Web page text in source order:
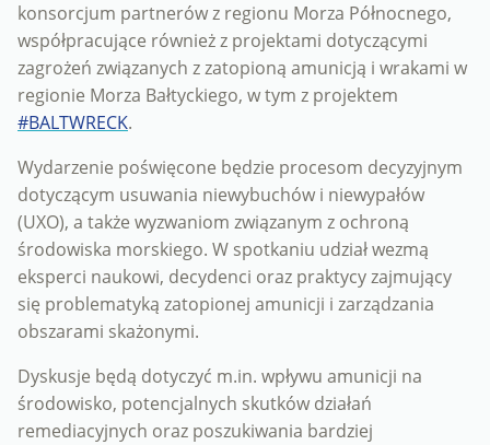
konsorcjum partnerów z regionu Morza Północnego,
współpracujące również z projektami dotyczącymi
zagrożeń związanych z zatopioną amunicją i wrakami w
regionie Morza Bałtyckiego, w tym z projektem
#BALTWRECK.
Wydarzenie poświęcone będzie procesom decyzyjnym
dotyczącym usuwania niewybuchów i niewypałów
(UXO), a także wyzwaniom związanym z ochroną
środowiska morskiego. W spotkaniu udział wezmą
eksperci naukowi, decydenci oraz praktycy zajmujący
się problematyką zatopionej amunicji i zarządzania
obszarami skażonymi.
Dyskusje będą dotyczyć m.in. wpływu amunicji na
środowisko, potencjalnych skutków działań
remediacyjnych oraz poszukiwania bardziej